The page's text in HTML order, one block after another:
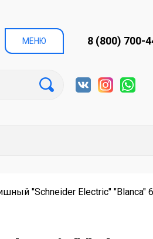
МЕНЮ 8 (800) 700-
"Schneider Electric" "Blanca"